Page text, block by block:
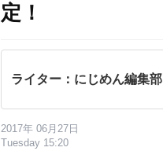
定！
ライター：にじめん編集部
2017年 06月27日
Tuesday 15:20